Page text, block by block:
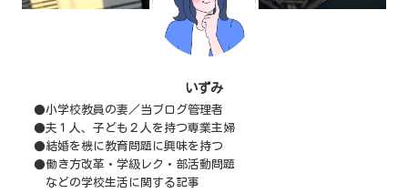
いずみ
●小学校教員の妻／当ブログ管理者
●夫１人、子ども２人を持つ専業主婦
●結婚を機に教育問題に興味を持つ
●働き方改革・学級レク・部活動問題
などの学校生活に関する記事